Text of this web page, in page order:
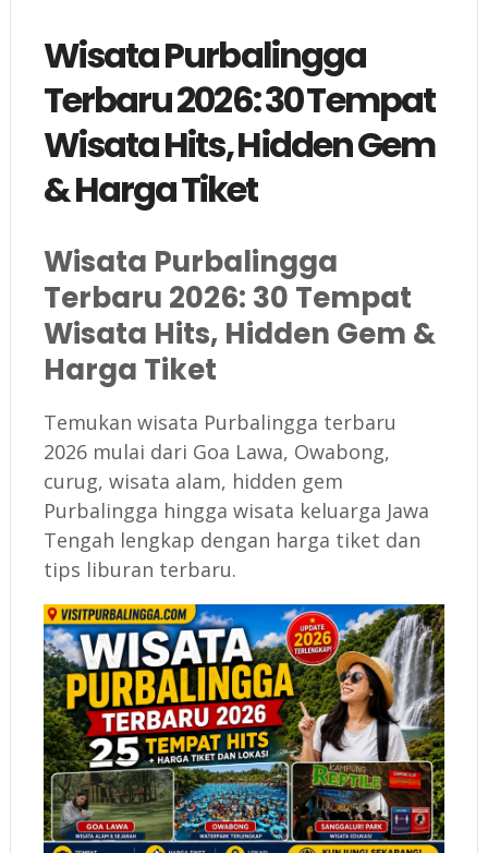
Wisata Purbalingga
Terbaru 2026: 30 Tempat
Wisata Hits, Hidden Gem
& Harga Tiket
Wisata Purbalingga
Terbaru 2026: 30 Tempat
Wisata Hits, Hidden Gem &
Harga Tiket
Temukan wisata Purbalingga terbaru
2026 mulai dari Goa Lawa, Owabong,
curug, wisata alam, hidden gem
Purbalingga hingga wisata keluarga Jawa
Tengah lengkap dengan harga tiket dan
tips liburan terbaru.